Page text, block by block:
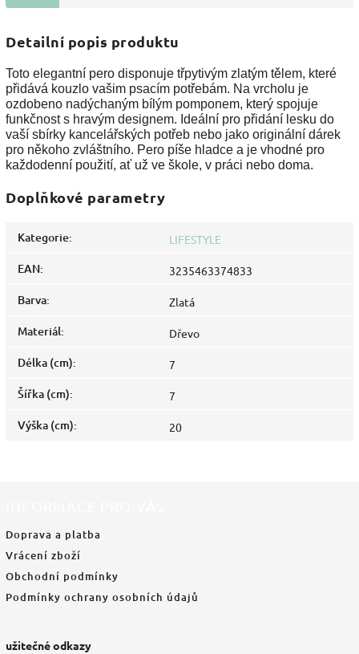
Detailní popis produktu
Toto elegantní pero disponuje třpytivým zlatým tělem, které
přidává kouzlo vašim psacím potřebám. Na vrcholu je
ozdobeno nadýchaným bílým pomponem, který spojuje
funkčnost s hravým designem. Ideální pro přidání lesku do
vaší sbírky kancelářských potřeb nebo jako originální dárek
pro někoho zvláštního. Pero píše hladce a je vhodné pro
každodenní použití, ať už ve škole, v práci nebo doma.
Doplňkové parametry
Kategorie: LIFESTYLE
EAN: 3235463374833
Barva: Zlatá
Materiál: Dřevo
Délka (cm): 7
Šířka (cm): 7
Výška (cm): 20
Doprava a platba
Vrácení zboží
Obchodní podmínky
Podmínky ochrany osobních údajů
užitečné odkazy